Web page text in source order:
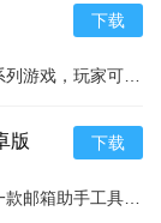
下载
版 下载